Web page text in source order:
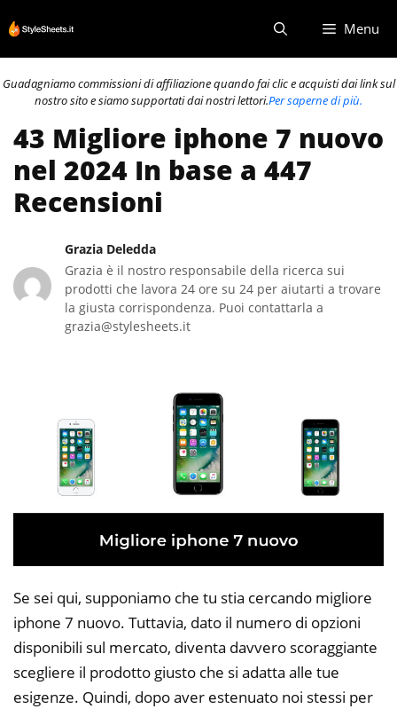
al
contenuto
Menu
Guadagniamo commissioni di affiliazione quando fai clic e acquisti dai link sul
nostro sito e siamo supportati dai nostri lettori.Per saperne di più.
43 Migliore iphone 7 nuovo
nel 2024 In base a 447
Recensioni
Grazia Deledda
Grazia è il nostro responsabile della ricerca sui
prodotti che lavora 24 ore su 24 per aiutarti a trovare
la giusta corrispondenza. Puoi contattarla a
grazia@stylesheets.it
Se sei qui, supponiamo che tu stia cercando migliore
iphone 7 nuovo. Tuttavia, dato il numero di opzioni
disponibili sul mercato, diventa davvero scoraggiante
scegliere il prodotto giusto che si adatta alle tue
esigenze. Quindi, dopo aver estenuato noi stessi per